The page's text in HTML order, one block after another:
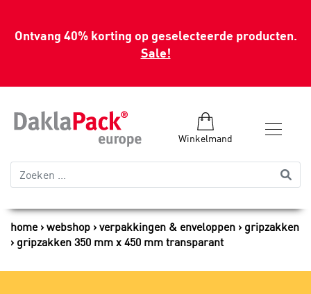
Ontvang 40% korting op geselecteerde producten.
Sale!
Winkelmand
home webshop verpakkingen & enveloppen
gripzakken
gripzakken 350 mm x 450 mm transparant